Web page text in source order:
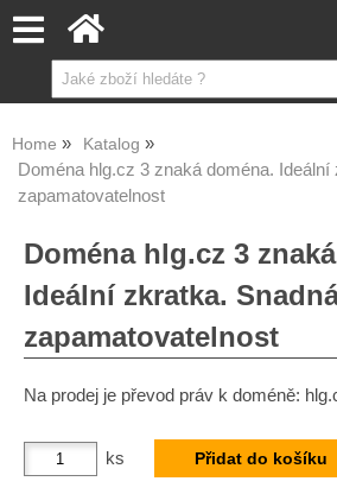
Home Katalog
Doména hlg.cz 3 znaká doména. Ideální
zapamatovatelnost
Doména hlg.cz 3
Ideální zkratka.
zapamatovatelnost
Na prodej je převod práv k doméně:
ks